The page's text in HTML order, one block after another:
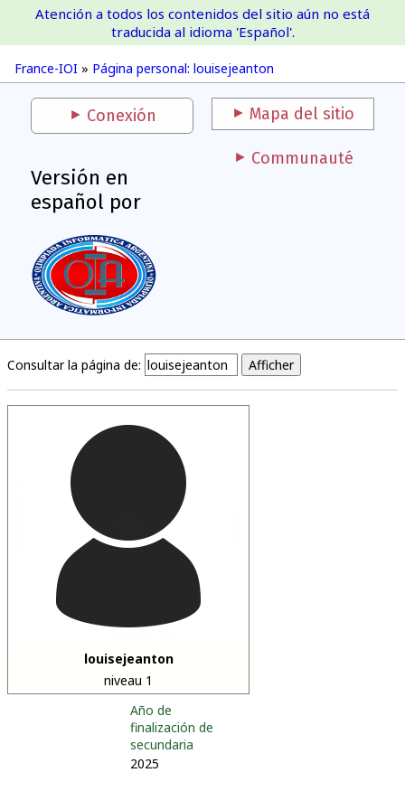
France-IOI
France-IOI » Página personal: louisejeanton
Atención a todos los contenidos del sitio aún no está
traducida al idioma 'Español'.
Conexión Mapa del sitio
Versión en
español por
Communauté
Consultar la página de:
louisejeanton
niveau 1
Año de
finalización de
secundaria
2025